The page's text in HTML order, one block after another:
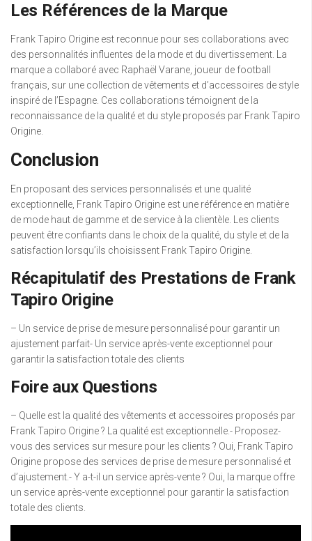
Les Références de la Marque
Frank Tapiro Origine est reconnue pour ses collaborations avec
des personnalités influentes de la mode et du divertissement. La
marque a collaboré avec Raphaël Varane, joueur de football
français, sur une collection de vêtements et d’accessoires de style
inspiré de l’Espagne. Ces collaborations témoignent de la
reconnaissance de la qualité et du style proposés par Frank Tapiro
Origine.
Conclusion
En proposant des services personnalisés et une qualité
exceptionnelle, Frank Tapiro Origine est une référence en matière
de mode haut de gamme et de service à la clientèle. Les clients
peuvent être confiants dans le choix de la qualité, du style et de la
satisfaction lorsqu’ils choisissent Frank Tapiro Origine.
Récapitulatif des Prestations de Frank
Tapiro Origine
– Un service de prise de mesure personnalisé pour garantir un
ajustement parfait- Un service après-vente exceptionnel pour
garantir la satisfaction totale des clients
Foire aux Questions
– Quelle est la qualité des vêtements et accessoires proposés par
Frank Tapiro Origine ? La qualité est exceptionnelle.- Proposez-
vous des services sur mesure pour les clients ? Oui, Frank Tapiro
Origine propose des services de prise de mesure personnalisé et
d’ajustement.- Y a-t-il un service après-vente ? Oui, la marque offre
un service après-vente exceptionnel pour garantir la satisfaction
totale des clients.